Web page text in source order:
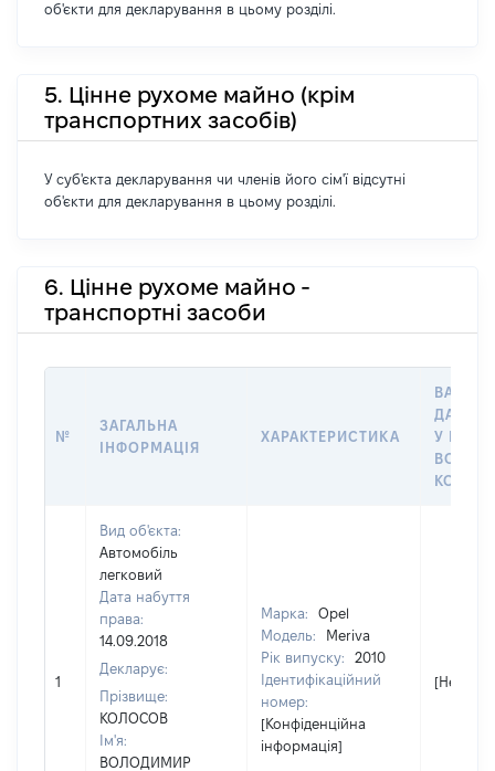
об'єкти для декларування в цьому розділі.
5. Цінне рухоме майно (крім
транспортних засобів)
У суб'єкта декларування чи членів його сім'ї відсутні
об'єкти для декларування в цьому розділі.
6. Цінне рухоме майно -
транспортні засоби
№
ЗАГАЛЬНА
ІНФОРМАЦІЯ
ХАРАКТЕРИСТИКА
ДАТУ
У
1
Вид об'єкта:
Автомобіль
легковий
Дата набуття
права:
14.09.2018
Декларує:
Прізвище:
КОЛОСОВ
Ім'я:
ВОЛОДИМИР
Марка:
Opel
Модель:
Meriva
Рік випуску:
2010
Ідентифікаційний
номер:
[Конфіденційна
інформація]
[Не